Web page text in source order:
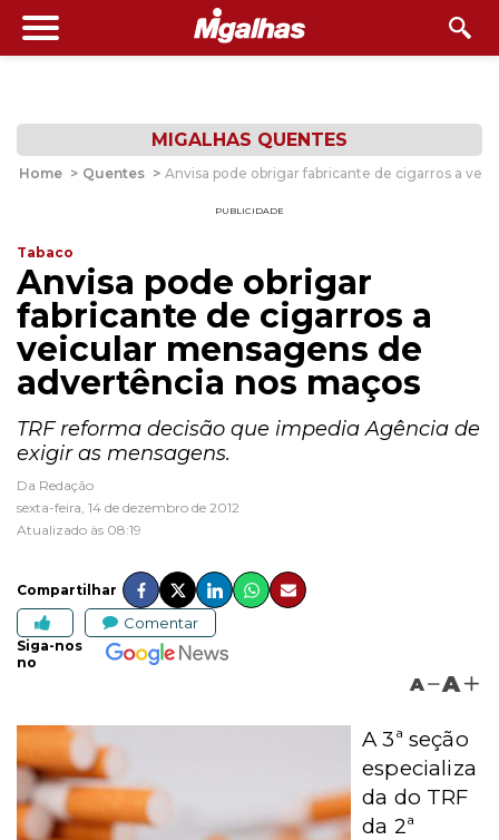
MIGALHAS QUENTES
Home > Quentes > Anvisa pode obrigar fabricante de cigarros a
PUBLICIDADE
Tabaco
Anvisa pode obrigar
fabricante de cigarros a
veicular mensagens de
advertência nos maços
TRF reforma decisão que impedia Agência de
exigir as mensagens.
Da Redação
sexta-feira, 14 de dezembro de 2012
Atualizado às 08:19
Compartilhar
Comentar
Siga-nos
no
A A
A 3ª seção
especializa
da do TRF
da 2ª